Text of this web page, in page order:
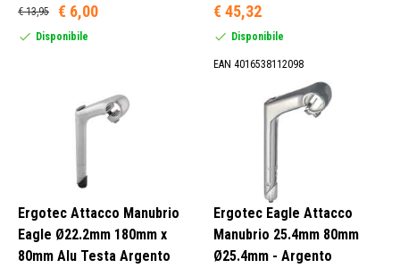
20 mm (1)
30 mm (2)
€ 13,95 € 6,00
Disponibile
€ 45,32
Disponibile
EAN 4016538112098
Ergotec Attacco Manubrio
Eagle Ø22.2mm 180mm x
80mm Alu Testa Argento
Ergotec Eagle Attacco
Manubrio 25.4mm 80mm
Ø25.4mm - Argento